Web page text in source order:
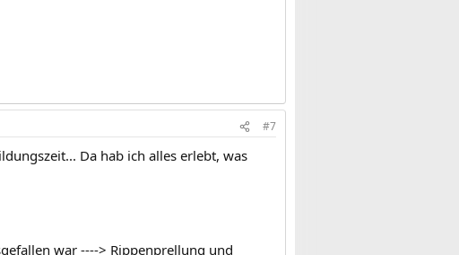
#7
Da hab ich alles erlebt, was
war ----> Rippenprellung und